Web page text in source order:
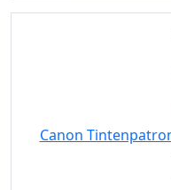
Canon